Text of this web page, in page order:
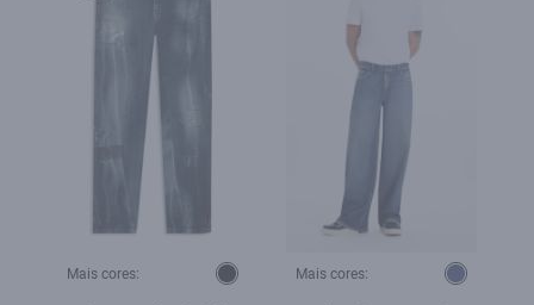
Mais cores: Mais cores: